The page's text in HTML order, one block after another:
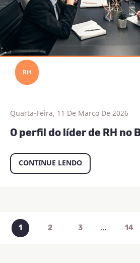
RH
Quarta-Feira, 11 De Março De 2026
O perfil do líder de RH no
CONTINUE LENDO
1 2 3 … 14